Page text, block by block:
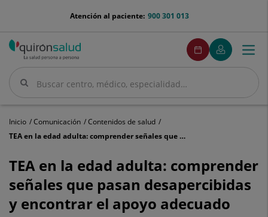
menu-
900 301 013
Atención al paciente:
Buscar
Buscar
menuPedirCita
Pedir
cita
Mi
Quirónsalud
Menú
Inicio Comunicación
Contenidos de salud
TEA en la edad adulta: comprender señales que pasan desapercibidas y encontrar el apoyo adecuado
en
la
edad
comprender
TEA en la edad adulta: comprender
señales que pasan desapercibidas
y encontrar el apoyo adecuado